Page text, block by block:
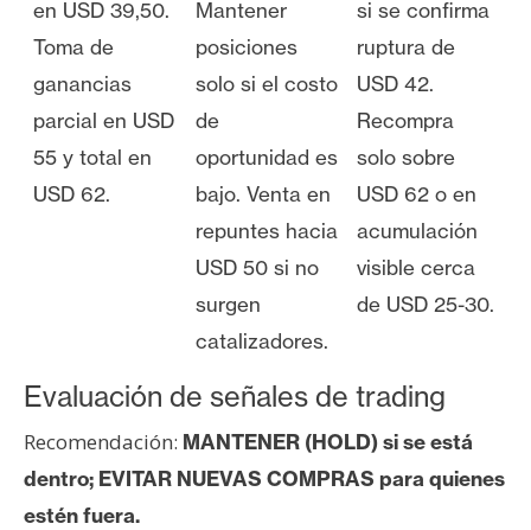
en USD 39,50.
Toma de
ganancias
parcial en USD
55 y total en
USD 62.
Mantener
posiciones
solo si el costo
de
oportunidad es
bajo. Venta en
repuntes hacia
USD 50 si no
surgen
catalizadores.
si se confirma
ruptura de
USD 42.
Recompra
solo sobre
USD 62 o en
acumulación
visible cerca
de USD 25-30.
Evaluación de señales de trading
Recomendación: MANTENER (HOLD) si se está
dentro; EVITAR NUEVAS COMPRAS para quienes
estén fuera.